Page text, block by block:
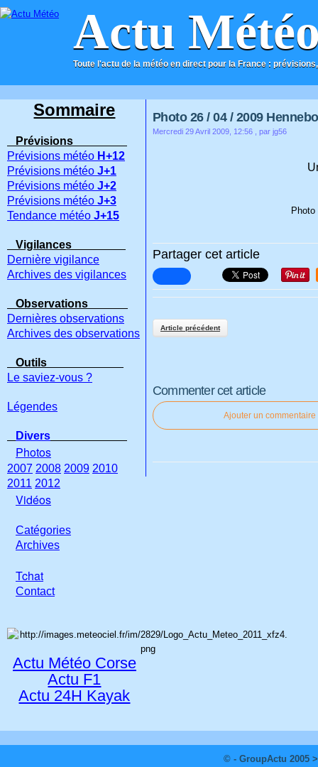
Actu
Toute l'actu de la météo en direct pour la France :
ACCUEIL CONTACT
Photo 26 / 04 / 2009
Mercredi 29 Avril 2009, 12:56 , par jg56
Partager cet article
Article précédent
Commenter cet article
Ajouter un commentaire
Sommaire
Prévisions
Prévisions météo H+12
Prévisions météo J+1
Prévisions météo J+2
Prévisions météo J+3
Tendance météo J+15
Vigilances
Dernière vigilance
Archives des vigilances
Observations
Dernières observations
Archives des observations
Outils
Le saviez-vous ?
Légendes
Divers
Photos
2007 2008 2009 2010
2011 2012
Vidéos
Catégories
Archives
Tchat
Contact
Actu Météo Corse
Actu F1
Actu 24H Kayak
© - GroupActu 2005